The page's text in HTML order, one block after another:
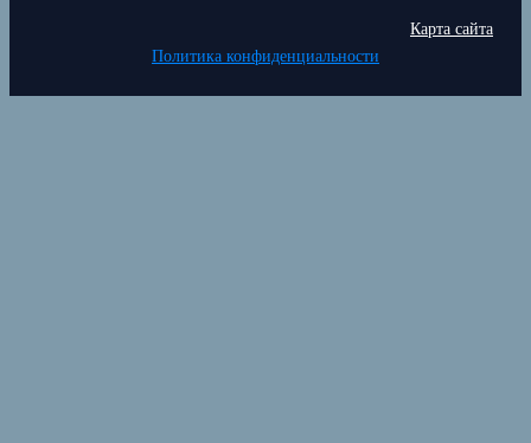
Карта сайта
Политика конфиденциальности